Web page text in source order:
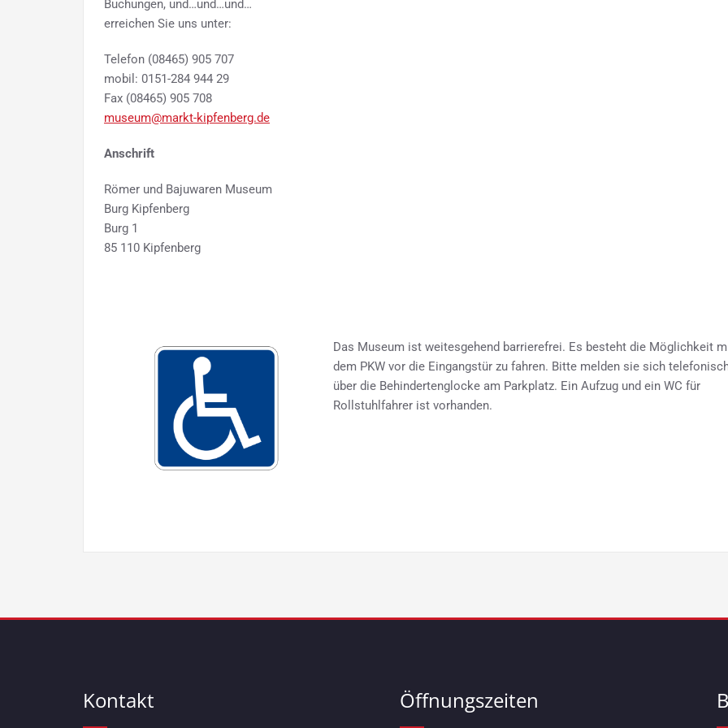
Buchungen, und…und…und…
erreichen Sie uns unter:
Telefon (08465) 905 707
mobil: 0151-284 944 29
Fax (08465) 905 708
museum@markt-kipfenberg.de
Anschrift
Römer und Bajuwaren Museum
Burg Kipfenberg
Burg 1
85 110 Kipfenberg
Das Museum ist weitesgehend barrierefrei. Es besteht die Möglichkeit
dem PKW vor die Eingangstür zu fahren. Bitte melden sie sich
über die Behindertenglocke am Parkplatz. Ein Aufzug und ein WC für
Rollstuhlfahrer ist vorhanden.
Kontakt Öffnungszeiten